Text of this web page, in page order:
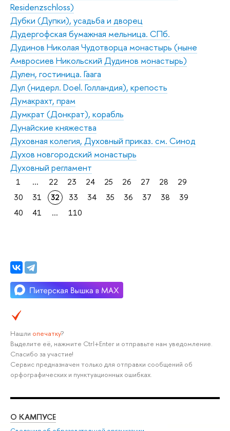
Residenzschloss)
Дубки (Дупки), усадьба и дворец
Дудергофская бумажная мельница. СПб.
Дудинов Николая Чудотворца монастырь (ныне
Амвросиев Никольский Дудинов монастырь)
Дулен, гостиница. Гаага
Дул (нидерл. Doel. Голландия), крепость
Думакрахт, прам
Думкрат (Донкрат), корабль
Дунайские княжества
Духовная колегия, Духовный приказ. см. Синод
Духов новгородский монастырь
Духовный регламент
1 ... 22 23 24 25 26 27 28
29
30
31 32 33 34 35 36 37 38
39
40
41 ... 110
Нашли опечатку?
Выделите её, нажмите Ctrl+Enter и отправьте нам уведомление.
Спасибо за участие!
Сервис предназначен только для отправки сообщений об
орфографических и пунктуационных ошибках.
О КАМПУСЕ